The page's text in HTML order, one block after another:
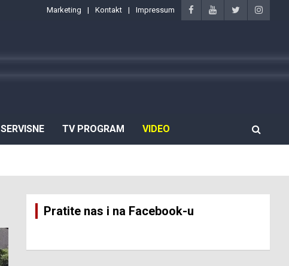
Marketing Kontakt Impressum
SERVISNE TV PROGRAM VIDEO
Pratite nas i na Facebook-u